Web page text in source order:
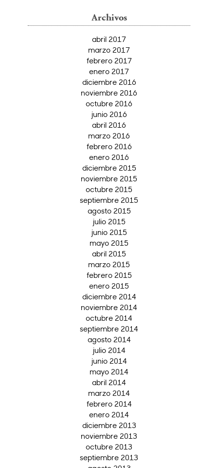
Archivos
abril 2017
marzo 2017
febrero 2017
enero 2017
diciembre 2016
noviembre 2016
octubre 2016
junio 2016
abril 2016
marzo 2016
febrero 2016
enero 2016
diciembre 2015
noviembre 2015
octubre 2015
septiembre 2015
agosto 2015
julio 2015
junio 2015
mayo 2015
abril 2015
marzo 2015
febrero 2015
enero 2015
diciembre 2014
noviembre 2014
octubre 2014
septiembre 2014
agosto 2014
julio 2014
junio 2014
mayo 2014
abril 2014
marzo 2014
febrero 2014
enero 2014
diciembre 2013
noviembre 2013
octubre 2013
septiembre 2013